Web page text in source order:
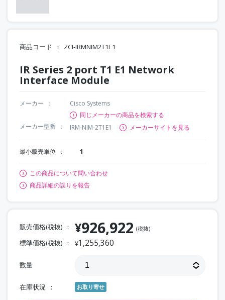
商品コード ZCI-IRMNIM2T1E1
IR Series 2 port T1 E1 Network
Interface Module
メーカー
Cisco Systems
同じメーカーの商品を検索する
メーカー型番
IRM-NIM-2T1E1 メーカーサイトを見る
最小販売単位 1
この商品について問い合わせ
商品詳細の誤りを報告
販売価格(税抜) ¥926,922 (税抜)
標準価格(税抜) ¥1,255,360
数量
在庫状況 お取り寄せ